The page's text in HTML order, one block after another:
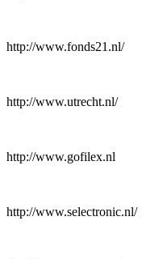
http://www.fonds21.nl/
http://www.utrecht.nl/
http://www.gofilex.nl
http://www.selectronic.nl/